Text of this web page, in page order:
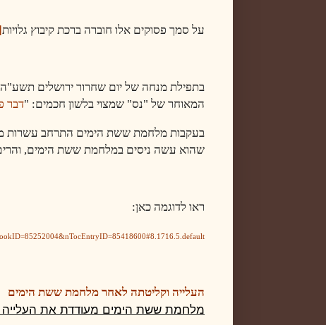
על סמך פסוקים אלו חוברה ברכת קיבוץ גלויות
בתפילת מנחה של יום שחרור ירושלים
המאוחר של "נס" שמצוי בלשון חכמים: "דבר
בעקבות מלחמת ששת הימים התרחב עשרות
שהוא עשה ניסים במלחמת ששת הימים,
ראו לדוגמה כאן:
העלייה וקליטתה לאחר מלחמת ששת הימים
מלחמת ששת הימים מעודדת את העלייה